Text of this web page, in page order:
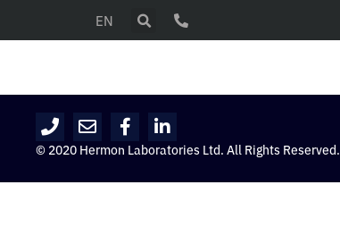
EN
© 2020 Hermon Laboratories Ltd. All Rights Reserved.